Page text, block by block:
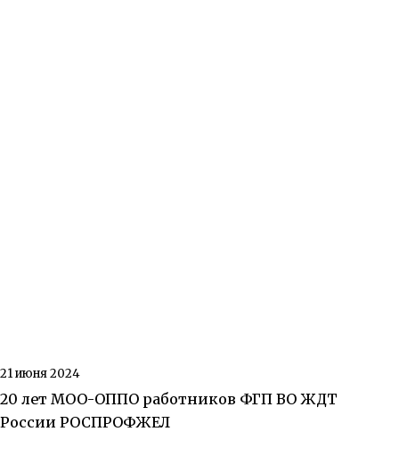
21 июня 2024
20 лет МОО-ОППО работников ФГП ВО ЖДТ
России РОСПРОФЖЕЛ